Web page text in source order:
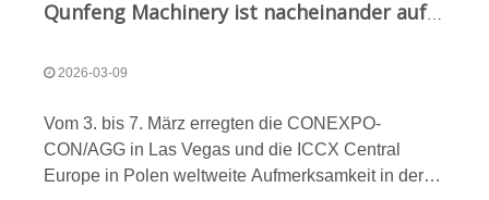
Qunfeng Machinery ist nacheinander auf großen internationalen Messen in Europa und Amerika vertreten und erweitert seinen globalen Markt durch eine mehrdimensionale Strategie.
2026-03-09
Vom 3. bis 7. März erregten die CONEXPO-
CON/AGG in Las Vegas und die ICCX Central
Europe in Polen weltweite Aufmerksamkeit in der